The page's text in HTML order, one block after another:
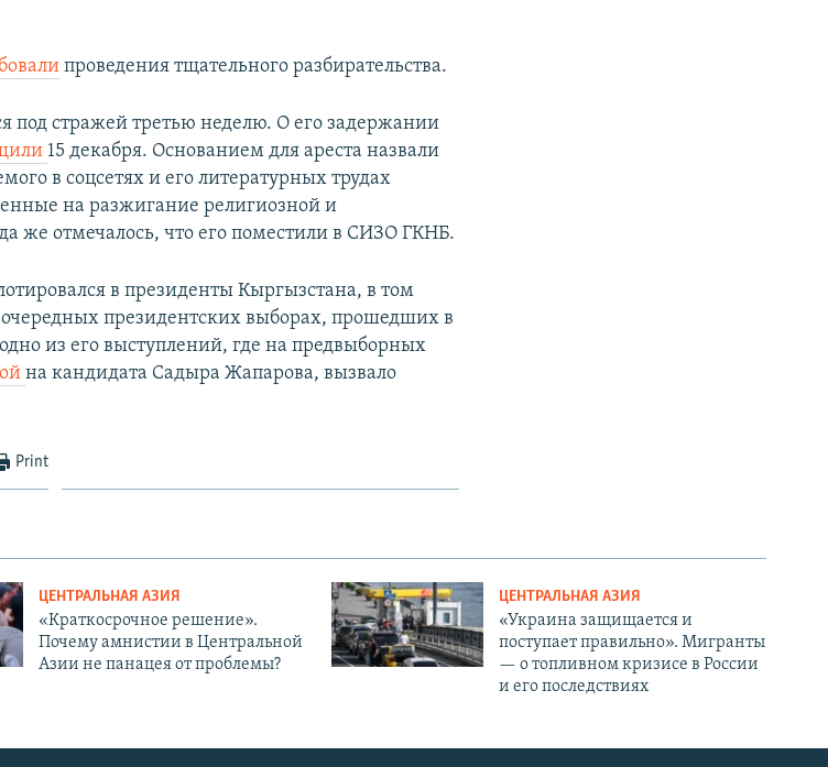
проведения тщательного разбирательства.
под стражей третью неделю. О его задержании
15 декабря. Основанием для ареста назвали
в соцсетях и его литературных трудах
на разжигание религиозной и
же отмечалось, что его поместили в СИЗО ГКНБ.
в президенты Кыргызстана, в том
президентских выборах, прошедших в
из его выступлений, где на предвыборных
на кандидата Садыра Жапарова, вызвало
Print
ЦЕНТРАЛЬНАЯ АЗИЯ
«Краткосрочное решение».
Почему амнистии в Центральной
Азии не панацея от проблемы?
ЦЕНТРАЛЬНАЯ АЗИЯ
«Украина защищается и
поступает правильно». Мигранты
— о топливном кризисе в России
и его последствиях